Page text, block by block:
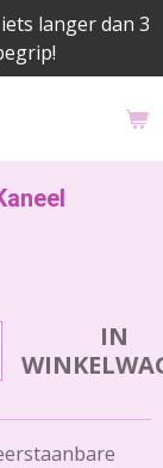
langer dan 3
IN